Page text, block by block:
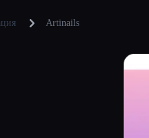
Artinails